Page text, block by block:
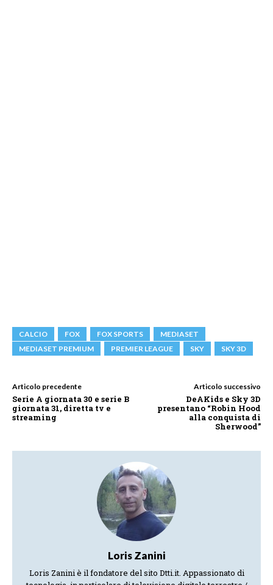
CALCIO FOX FOX SPORTS
MEDIASET
MEDIASET PREMIUM
PREMIER LEAGUE SKY SKY 3D
Articolo precedente
Serie A giornata 30 e serie B
giornata 31, diretta tv e
streaming
Articolo successivo
DeAKids e Sky 3D
presentano “Robin Hood
alla conquista di
Sherwood”
Loris Zanini
Loris Zanini è il fondatore del sito Dtti.it. Appassionato di